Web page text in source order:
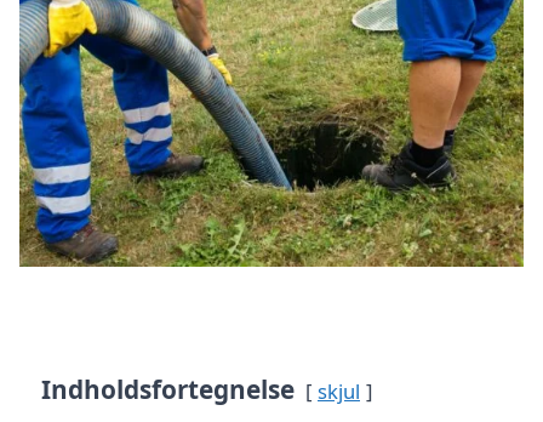
Indholdsfortegnelse skjul